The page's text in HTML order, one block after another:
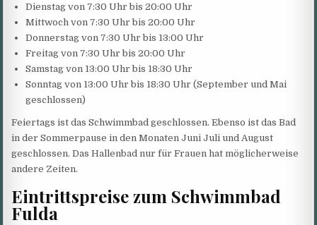
Dienstag von 7:30 Uhr bis 20:00 Uhr
Mittwoch von 7:30 Uhr bis 20:00 Uhr
Donnerstag von 7:30 Uhr bis 13:00 Uhr
Freitag von 7:30 Uhr bis 20:00 Uhr
Samstag von 13:00 Uhr bis 18:30 Uhr
Sonntag von 13:00 Uhr bis 18:30 Uhr (September und Mai
geschlossen)
Feiertags ist das Schwimmbad geschlossen. Ebenso ist das Bad
in der Sommerpause in den Monaten Juni Juli und August
geschlossen. Das Hallenbad nur für Frauen hat möglicherweise
andere Zeiten.
Eintrittspreise zum Schwimmbad
Fulda